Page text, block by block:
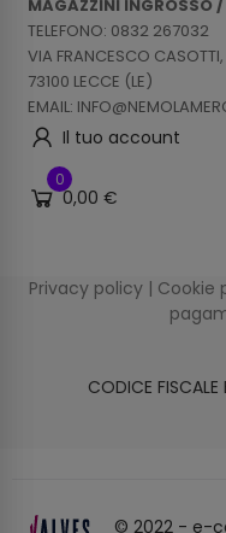
MAGAZZINI INGROSSO
TELEFONO: 0832 267032
VIA FRANCESCO
73100 LECCE (LE)
EMAIL:
Il tuo account
0
0,00 €
Privacy policy | Cookie
CODICE
© 2022 - e-